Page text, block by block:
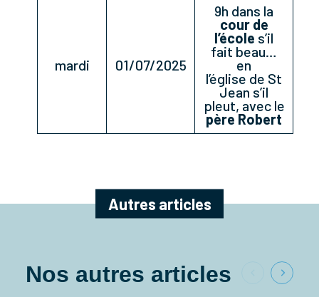
mardi 01/07/2025
9h dans la
cour de
l’école s’il
fait beau…
en
l’église de St
Jean s’il
pleut, avec le
père Robert
Autres articles
Nos autres articles